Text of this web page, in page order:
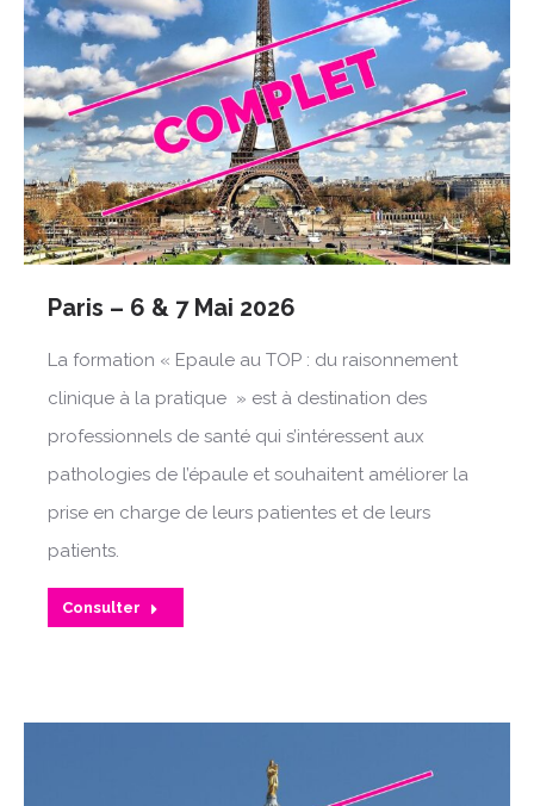
Paris – 6 & 7 Mai 2026
La formation « Epaule au TOP : du raisonnement
clinique à la pratique » est à destination des
professionnels de santé qui s’intéressent aux
pathologies de l’épaule et souhaitent améliorer la
prise en charge de leurs patientes et de leurs
patients.
Consulter